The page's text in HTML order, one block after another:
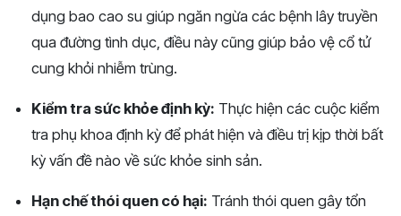
dụng bao cao su giúp ngăn ngừa các bệnh lây truyền
qua đường tình dục, điều này cũng giúp bảo vệ cổ tử
cung khỏi nhiễm trùng.
Kiểm tra sức khỏe định kỳ: Thực hiện các cuộc kiểm
tra phụ khoa định kỳ để phát hiện và điều trị kịp thời bất
kỳ vấn đề nào về sức khỏe sinh sản.
Hạn chế thói quen có hại: Tránh thói quen gây tổn